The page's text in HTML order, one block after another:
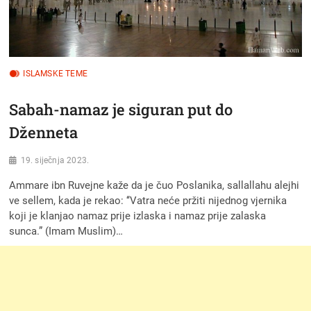
ISLAMSKE TEME
Sabah-namaz je siguran put do
Dženneta
19. siječnja 2023.
Ammare ibn Ruvejne kaže da je čuo Poslanika, sallallahu alejhi
ve sellem, kada je rekao: ‘‘Vatra neće pržiti nijednog vjernika
koji je klanjao namaz prije izlaska i namaz prije zalaska
sunca.” (Imam Muslim)…